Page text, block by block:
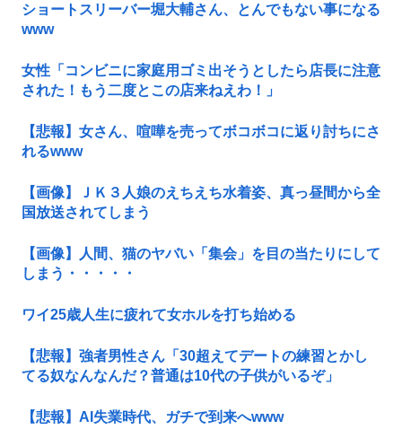
ショートスリーバー堀大輔さん、とんでもない事になる
www
女性「コンビニに家庭用ゴミ出そうとしたら店長に注意
された！もう二度とこの店来ねえわ！」
【悲報】女さん、喧嘩を売ってボコボコに返り討ちにさ
れるwww
【画像】ＪＫ３人娘のえちえち水着姿、真っ昼間から全
国放送されてしまう
【画像】人間、猫のヤバい「集会」を目の当たりにして
しまう・・・・・
ワイ25歳人生に疲れて女ホルを打ち始める
【悲報】強者男性さん「30超えてデートの練習とかし
てる奴なんなんだ？普通は10代の子供がいるぞ」
【悲報】AI失業時代、ガチで到来へwww